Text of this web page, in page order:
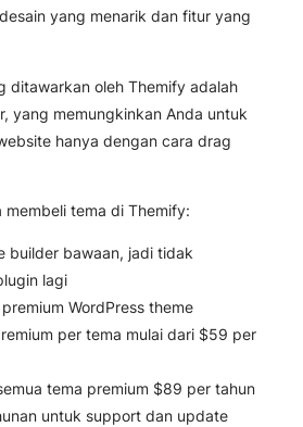
yang menarik dan fitur yang
ditawarkan oleh Themify adalah
yang memungkinkan Anda untuk
hanya dengan cara drag
tema di Themify:
builder bawaan, jadi tidak
lagi
WordPress theme
per tema mulai dari $59 per
tema premium $89 per tahun
untuk support dan update